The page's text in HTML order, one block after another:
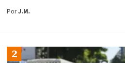
PorJ.M.